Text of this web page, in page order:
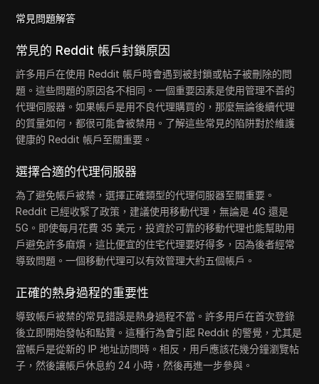
常見問題解答
常見的 Reddit 帳戶封鎖原因
許多用戶在使用 Reddit 帳戶時會遇到被封鎖或帖子被刪除的問
題。這些問題的原因各不相同。一個重要因素是使用管理不善的
代理伺服器。如果帳戶是用不良代理購買的，那麼無論後續代理
的質量如何，都很可能會被禁用。了解這些常見的陷阱對於維護
健康的 Reddit 帳戶至關重要。
選擇合適的代理伺服器
為了避免帳戶被禁，選擇正確類型的代理伺服器至關重要。
Reddit 已經收緊了政策，建議使用移動代理，無論是 4G 還是
5G。即使每月花費 35 美元，投資於可靠的移動代理也能幫助用
戶避免許多麻煩，這比便宜的住宅代理要好得多，因為後者經常
導致問題。一個移動代理可以有效管理大約五個帳戶。
正確的熱身過程的重要性
導致帳戶被禁的常見錯誤是熱身過程不當。許多用戶在首次登錄
後立即開始發帖和點贊。這種行為會引起 Reddit 的警覺，尤其是
當帳戶是從新的 IP 地址訪問時。相反，用戶應該花幾分鐘瀏覽帖
子，然後讓帳戶休息約 24 小時，然後再進一步參與。